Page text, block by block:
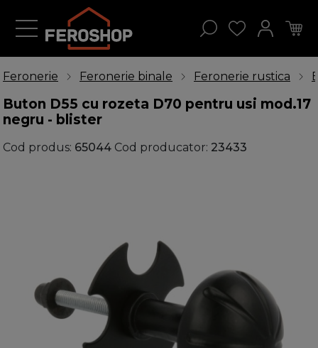
Feronerie Feronerie binale Feronerie rustica
Buton D55 cu rozeta D70 pentru usi mod.17
negru - blister
Cod produs: 65044 Cod producator: 23433